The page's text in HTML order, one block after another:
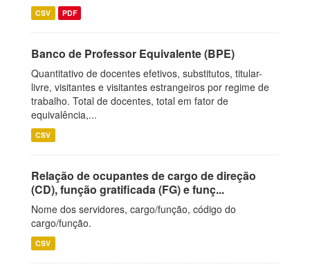
CSV PDF
Banco de Professor Equivalente (BPE)
Quantitativo de docentes efetivos, substitutos, titular-
livre, visitantes e visitantes estrangeiros por regime de
trabalho. Total de docentes, total em fator de
equivalência,...
CSV
Relação de ocupantes de cargo de direção
(CD), função gratificada (FG) e funç...
Nome dos servidores, cargo/função, código do
cargo/função.
CSV